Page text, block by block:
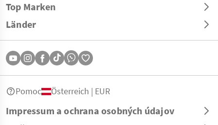
Top Marken
Länder
Impressum a ochrana osobných údajov
Pomoc Österreich | EUR